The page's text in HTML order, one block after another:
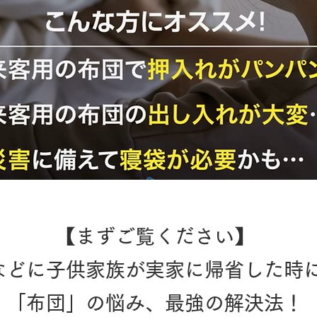
【まずご覧ください】
どに子供家族が実家に帰省した時
「布団」の悩み、最強の解決法！